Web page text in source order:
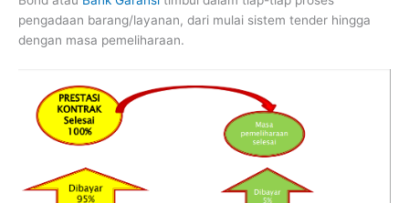
pengadaan barang/layanan, dari mulai sistem tender hingga
dengan masa pemeliharaan.